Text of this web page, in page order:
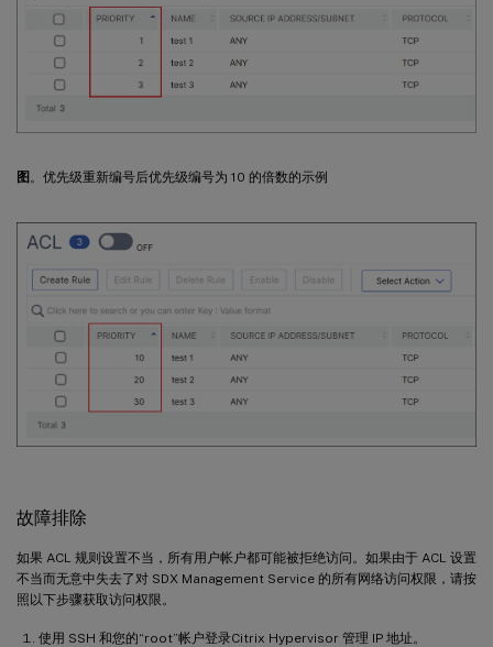
图 。优先级重新编号后优先级编号为 10 的倍数的示例
故障排除
如果 ACL 规则设置不当，所有用户帐户都可能被拒绝访问。如果由于 ACL 设置
不当而无意中失去了对 SDX Management Service 的所有网络访问权限，请按
照以下步骤获取访问权限。
使用 SSH 和您的“root”帐户登录Citrix Hypervisor 管理 IP 地址。